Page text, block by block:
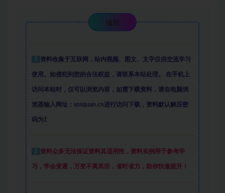
须知
1 资料收集于互联网 ， 站内视频、图文、文字仅供交流学习
使用。如侵犯到您的合法权益，请联系本站处理。 在手机上
访问本站时，仅可以浏览内容，如需下载资料，请在电脑浏
览器输入网址：sosquan.cn进行访问下载， 资料默认解压密
码为1
2 资料众多无法保证资料其适用性，资料实例 用于参考学
习，学会变通，万变不离其宗，省时省力，助你快速提升！